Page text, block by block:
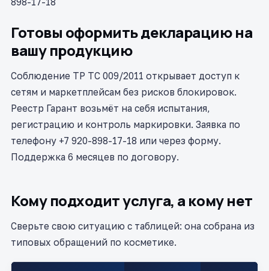
Готовы оформить декларацию на
вашу продукцию
Соблюдение ТР ТС 009/2011 открывает доступ к
сетям и маркетплейсам без рисков блокировок.
Реестр Гарант возьмёт на себя испытания,
регистрацию и контроль маркировки. Заявка по
телефону +7 920-898-17-18 или через форму.
Поддержка 6 месяцев по договору.
Кому подходит услуга, а кому нет
Сверьте свою ситуацию с таблицей: она собрана из
типовых обращений по косметике.